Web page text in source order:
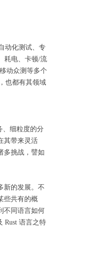
动化测试、专
耗电、卡顿/流
动众测等多个
也都有其领域
和视野。
、细粒度的分
其带来灵活
多挑战，譬如
家，分享其
新的发展。不
些共有的概
不同语言如何
Rust 语言之特